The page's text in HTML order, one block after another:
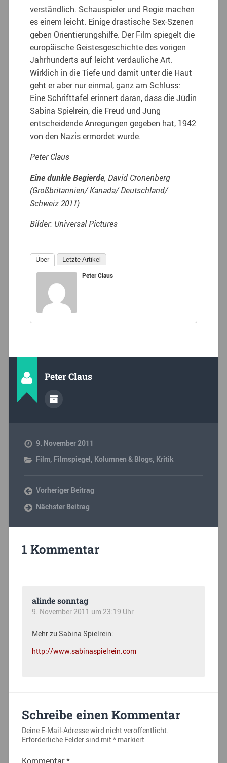
verständlich. Schauspieler und Regie machen
es einem leicht. Einige drastische Sex-Szenen
geben Orientierungshilfe. Der Film spiegelt die
europäische Geistesgeschichte des vorigen
Jahrhunderts auf leicht verdauliche Art.
Wirklich in die Tiefe und damit unter die Haut
geht er aber nur einmal, ganz am Schluss:
Eine Schrifttafel erinnert daran, dass die Jüdin
Sabina Spielrein, die Freud und Jung
entscheidende Anregungen gegeben hat, 1942
von den Nazis ermordet wurde.
Peter Claus
Eine dunkle Begierde, David Cronenberg
(Großbritannien/ Kanada/ Deutschland/
Schweiz 2011)
Bilder: Universal Pictures
Über Letzte Artikel
Peter Claus
Peter Claus
9. November 2011
Film, Filmspiegel, Kolumnen & Blogs, Kritik
Vorheriger Beitrag
Nächster Beitrag
1 Kommentar
alinde sonntag
9. November 2011 um 23:19 Uhr
Mehr zu Sabina Spielrein:
http://www.sabinaspielrein.com
Schreibe einen Kommentar
Deine E-Mail-Adresse wird nicht veröffentlicht.
Erforderliche Felder sind mit*markiert